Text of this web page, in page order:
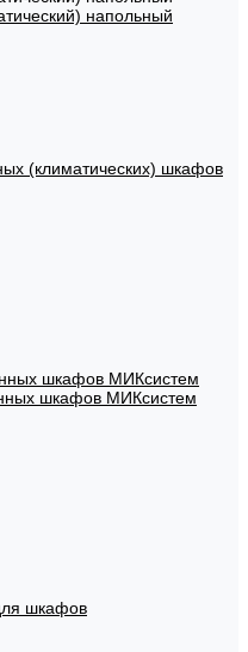
напольный
(климатических) шкафов
шкафов МИКсистем
шкафов МИКсистем
шкафов